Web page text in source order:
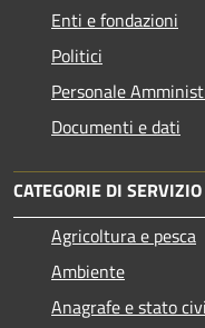
Enti e fondazioni
Politici
Personale
Documenti e dati
CATEGORIE DI SERVIZIO
Agricoltura e pesca
Ambiente
Anagrafe e stato